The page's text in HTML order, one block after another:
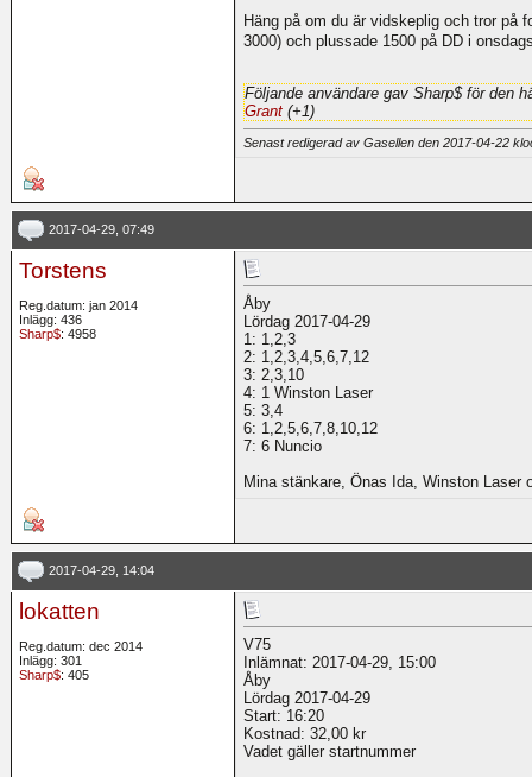
Häng på om du är vidskeplig och tror på
3000) och plussade 1500 på DD i
Följande användare gav Sharp$ för den
Grant (+1)
Senast redigerad av Gasellen den 2017-04-22
2017-04-29, 07:49
Torstens
Reg.datum: jan 2014
Inlägg: 436
Sharp$: 4958
Åby
Lördag 2017-04-29
1: 1,2,3
2: 1,2,3,4,5,6,7,12
3: 2,3,10
4: 1 Winston Laser
5: 3,4
6: 1,2,5,6,7,8,10,12
7: 6 Nuncio
Mina stänkare, Önas Ida, Winston Laser
2017-04-29, 14:04
lokatten
Reg.datum: dec 2014
Inlägg: 301
Sharp$: 405
V75
Inlämnat: 2017-04-29, 15:00
Åby
Lördag 2017-04-29
Start: 16:20
Kostnad: 32,00 kr
Vadet gäller startnummer